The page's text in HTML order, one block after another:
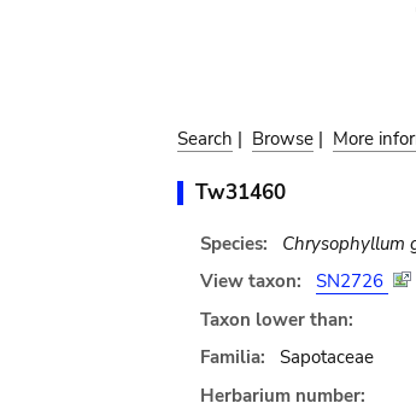
Search | Browse | More
Tw31460
Species: Chrysophyllum
View taxon:
SN2726
Taxon lower than:
Familia:
Sapotaceae
Herbarium number: